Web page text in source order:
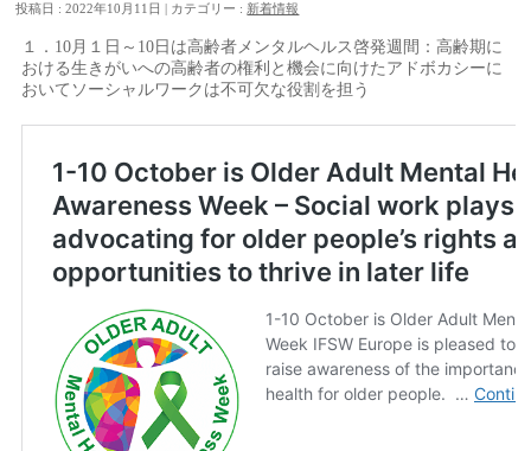
投稿日 : 2022年10月11日 | カテゴリー : 新着情報
１．10月１日～10日は高齢者メンタルヘルス啓発週間：高齢期に
おける生きがいへの高齢者の権利と機会に向けたアドボカシーに
おいてソーシャルワークは不可欠な役割を担う